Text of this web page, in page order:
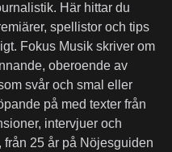
Här hittar du
spellistor och tips
Fokus Musik skriver om
oberoende av
svår och smal eller
på med texter från
intervjuer och
25 år på Nöjesguiden